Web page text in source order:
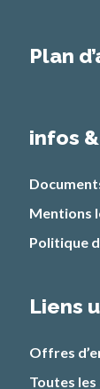
Plan
infos
Mentions
Politique
Liens
Offres
Toutes